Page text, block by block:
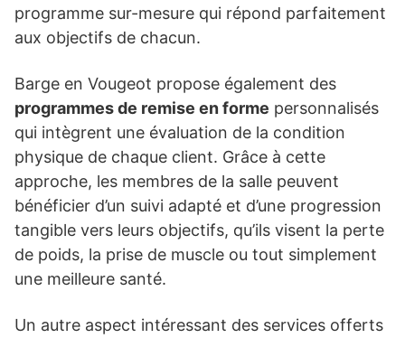
programme sur-mesure qui répond parfaitement
aux objectifs de chacun.
Barge en Vougeot propose également des
programmes de remise en forme personnalisés
qui intègrent une évaluation de la condition
physique de chaque client. Grâce à cette
approche, les membres de la salle peuvent
bénéficier d’un suivi adapté et d’une progression
tangible vers leurs objectifs, qu’ils visent la perte
de poids, la prise de muscle ou tout simplement
une meilleure santé.
Un autre aspect intéressant des services offerts